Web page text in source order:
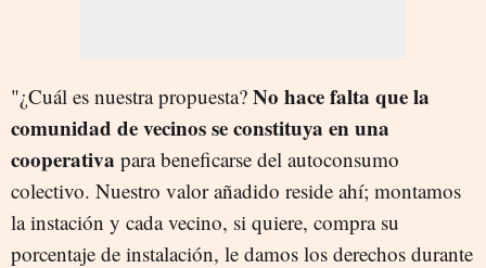
"¿Cuál es nuestra propuesta? No hace falta que la
comunidad de vecinos se constituya en una
cooperativa para beneficarse del autoconsumo
colectivo. Nuestro valor añadido reside ahí; montamos
la instación y cada vecino, si quiere, compra su
porcentaje de instalación, le damos los derechos durante